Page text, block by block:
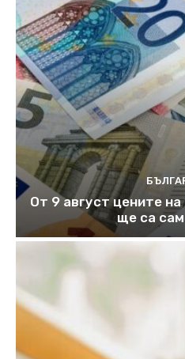
От 9 август цените
ще са